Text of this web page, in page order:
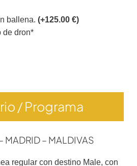
ballena. (+125.00 €)
de dron*
/ Programa
MADRID – MALDIVAS
regular con destino Male, con